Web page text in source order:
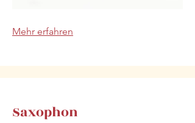
Mehr erfahren
Saxophon